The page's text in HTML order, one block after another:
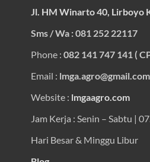
Jl. HM Winarto 40, Lirboyo
Sms / Wa : 081 252 22117
Phone : 082 141 747 141 (
Email : lmga.agro@gmail.com
Website : lmgaagro.com
Jam Kerja : Senin – Sabtu |
Hari Besar & Minggu Libur